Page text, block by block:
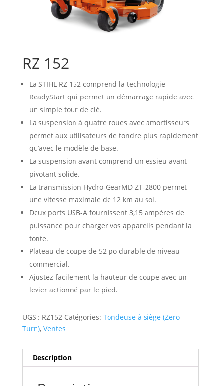
RZ 152
La STIHL RZ 152 comprend la technologie
ReadyStart qui permet un démarrage rapide avec
un simple tour de clé.
La suspension à quatre roues avec amortisseurs
permet aux utilisateurs de tondre plus rapidement
qu’avec le modèle de base.
La suspension avant comprend un essieu avant
pivotant solide.
La transmission Hydro-GearMD ZT-2800 permet
une vitesse maximale de 12 km au sol.
Deux ports USB-A fournissent 3,15 ampères de
puissance pour charger vos appareils pendant la
tonte.
Plateau de coupe de 52 po durable de niveau
commercial.
Ajustez facilement la hauteur de coupe avec un
levier actionné par le pied.
UGS : RZ152 Catégories: Tondeuse à siège (Zero
Turn), Ventes
Description